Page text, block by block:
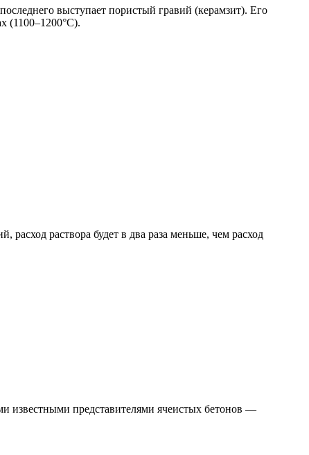
выступает пористый гравий (керамзит). Его
(1100–1200°С).
раствора будет в два раза меньше, чем расход
известными представителями ячеистых бетонов —